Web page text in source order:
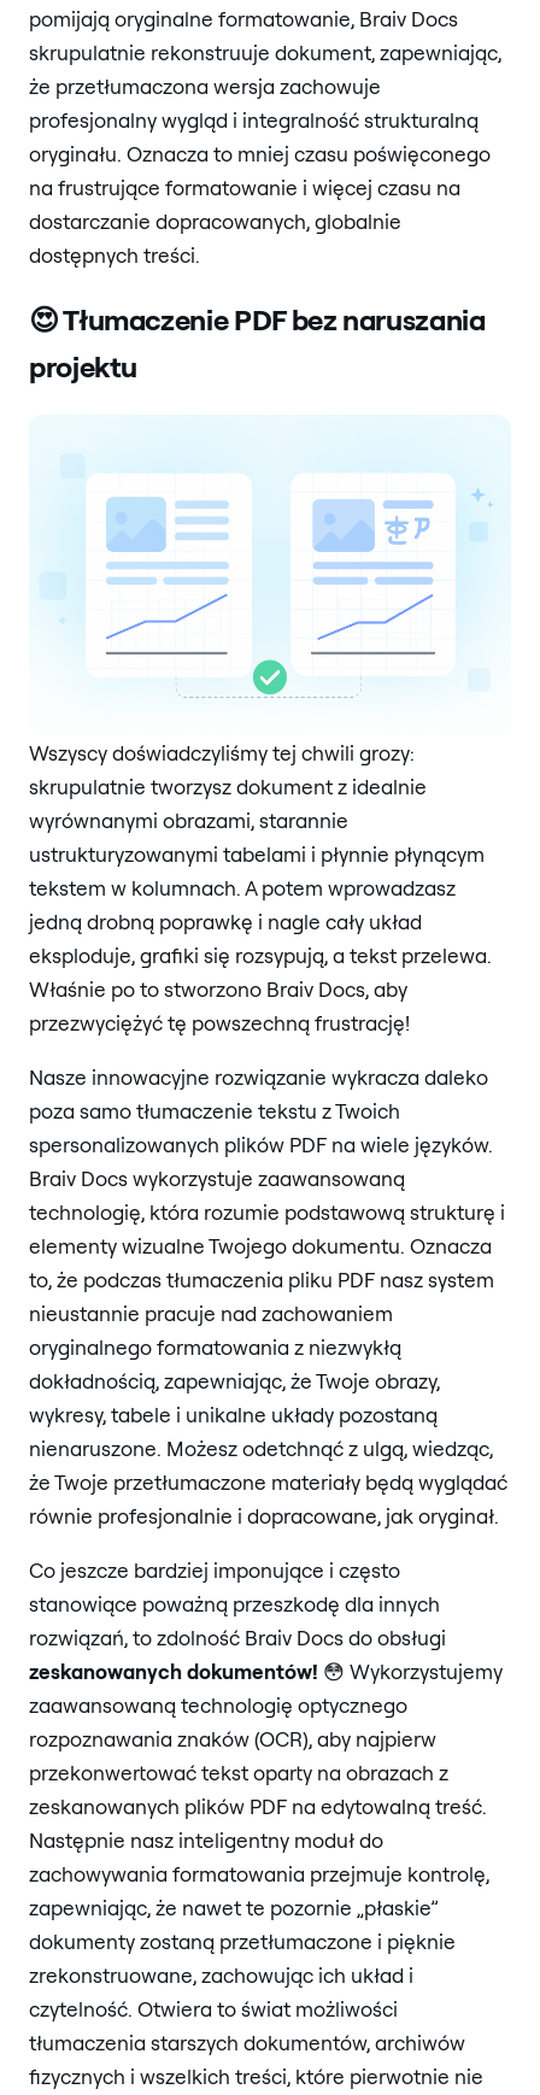
pomijają oryginalne formatowanie, Braiv Docs
skrupulatnie rekonstruuje dokument, zapewniając,
że przetłumaczona wersja zachowuje
profesjonalny wygląd i integralność strukturalną
oryginału. Oznacza to mniej czasu poświęconego
na frustrujące formatowanie i więcej czasu na
dostarczanie dopracowanych, globalnie
dostępnych treści.
😍 Tłumaczenie PDF bez naruszania
projektu
Wszyscy doświadczyliśmy tej chwili grozy:
skrupulatnie tworzysz dokument z idealnie
wyrównanymi obrazami, starannie
ustrukturyzowanymi tabelami i płynnie płynącym
tekstem w kolumnach. A potem wprowadzasz
jedną drobną poprawkę i nagle cały układ
eksploduje, grafiki się rozsypują, a tekst przelewa.
Właśnie po to stworzono Braiv Docs, aby
przezwyciężyć tę powszechną frustrację!
Nasze innowacyjne rozwiązanie wykracza daleko
poza samo tłumaczenie tekstu z Twoich
spersonalizowanych plików PDF na wiele języków.
Braiv Docs wykorzystuje zaawansowaną
technologię, która rozumie podstawową strukturę i
elementy wizualne Twojego dokumentu. Oznacza
to, że podczas tłumaczenia pliku PDF nasz system
nieustannie pracuje nad zachowaniem
oryginalnego formatowania z niezwykłą
dokładnością, zapewniając, że Twoje obrazy,
wykresy, tabele i unikalne układy pozostaną
nienaruszone. Możesz odetchnąć z ulgą, wiedząc,
że Twoje przetłumaczone materiały będą wyglądać
równie profesjonalnie i dopracowane, jak oryginał.
Co jeszcze bardziej imponujące i często
stanowiące poważną przeszkodę dla innych
rozwiązań, to zdolność Braiv Docs do obsługi
zeskanowanych dokumentów! 😳 Wykorzystujemy
zaawansowaną technologię optycznego
rozpoznawania znaków (OCR), aby najpierw
przekonwertować tekst oparty na obrazach z
zeskanowanych plików PDF na edytowalną treść.
Następnie nasz inteligentny moduł do
zachowywania formatowania przejmuje kontrolę,
zapewniając, że nawet te pozornie „płaskie”
dokumenty zostaną przetłumaczone i pięknie
zrekonstruowane, zachowując ich układ i
czytelność. Otwiera to świat możliwości
tłumaczenia starszych dokumentów, archiwów
fizycznych i wszelkich treści, które pierwotnie nie